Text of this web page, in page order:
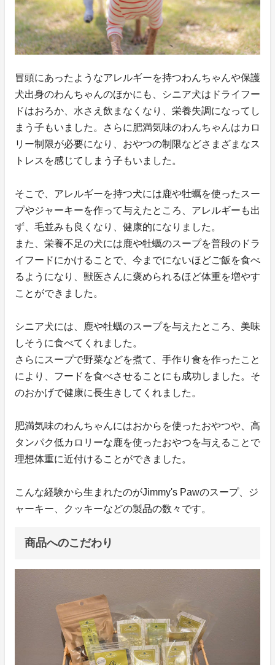
冒頭にあったようなアレルギーを持つわんちゃんや保護
犬出身のわんちゃんのほかにも、シニア犬はドライフー
ドはおろか、水さえ飲まなくなり、栄養失調になってし
まう子もいました。さらに肥満気味のわんちゃんはカロ
リー制限が必要になり、おやつの制限などさまざまなス
トレスを感じてしまう子もいました。
そこで、アレルギーを持つ犬には鹿や牡蠣を使ったスー
プやジャーキーを作って与えたところ、アレルギーも出
ず、毛並みも良くなり、健康的になりました。
また、栄養不足の犬には鹿や牡蠣のスープを普段のドラ
イフードにかけることで、今までにないほどご飯を食べ
るようになり、獣医さんに褒められるほど体重を増やす
ことができました。
シニア犬には、鹿や牡蠣のスープを与えたところ、美味
しそうに食べてくれました。
さらにスープで野菜などを煮て、手作り食を作ったこと
により、フードを食べさせることにも成功しました。そ
のおかげで健康に長生きしてくれました。
肥満気味のわんちゃんにはおからを使ったおやつや、高
タンパク低カロリーな鹿を使ったおやつを与えることで
理想体重に近付けることができました。
こんな経験から生まれたのがJimmy's Pawのスープ、ジ
ャーキー、クッキーなどの製品の数々です。
商品へのこだわり